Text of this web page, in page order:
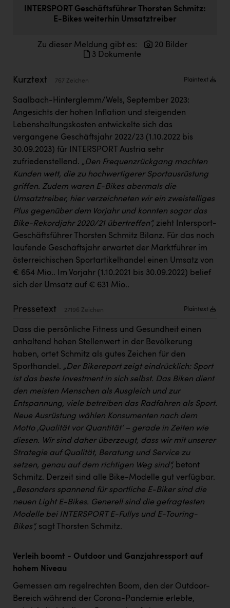
Doppler Gruppe
everfield
Fristads Austria
HIG Infomotion Group
IFE Austria GmbH
Immotech
INTERSPAR
INTERSPORT Austria
Jesolo
Jane Goodall Institute Austria
Kärcher
Karin Liedl
KEBA
KLIPP Frisör
Kleider Bauer
Kremsmüller Anlagenbau GmbH
Maximarkt
Oldtimer Raststationen und Motorhotels
Österreichischer Kachelofenverband
Orlen
Passage Linz
PEZ
REMAX
RE/MAX Welcome
RUBBLE MASTER
SCRI - Salzburg Cancer Research Institute
INTERSPORT Geschäftsführer Thorsten Schmitz:
E-Bikes weiterhin Umsatztreiber
Zu dieser Meldung gibt es:
20 Bilder
3 Dokumente
Kurztext 767 Zeichen Plaintext
Saalbach-Hinterglemm/Wels, September 2023:
Angesichts der hohen Inflation und steigenden
Lebenshaltungskosten entwickelte sich das
vergangene Geschäftsjahr 2022/23 (1.10.2022 bis
30.09.2023) für INTERSPORT Austria sehr
zufriedenstellend. „Den Frequenzrückgang machten
Kunden wett, die zu hochwertigerer Sportausrüstung
griffen. Zudem waren E-Bikes abermals die
Umsatztreiber, hier verzeichneten wir ein zweistelliges
Plus gegenüber dem Vorjahr und konnten sogar das
Bike-Rekordjahr 2020/21 übertreffen“, zieht Intersport-
Geschäftsführer Thorsten Schmitz Bilanz. Für das noch
laufende Geschäftsjahr erwartet der Marktführer im
österreichischen Sportartikelhandel einen Umsatz von
€ 654 Mio.. Im Vorjahr (1.10.2021 bis 30.09.2022) belief
sich der Umsatz auf € 631 Mio..
Pressetext 27196 Zeichen Plaintext
Dass die persönliche Fitness und Gesundheit einen
anhaltend hohen Stellenwert in der Bevölkerung
haben, ortet Schmitz als gutes Zeichen für den
Sporthandel. „Der Bikereport zeigt eindrücklich: Sport
ist das beste Investment in sich selbst. Das Biken dient
den meisten Menschen als Ausgleich und zur
Entspannung, viele betreiben das Radfahren als Sport.
Neue Ausrüstung wählen Konsumenten nach dem
Motto ‚Qualität vor Quantität‘ – gerade in Zeiten wie
diesen. Wir sind daher überzeugt, dass wir mit unserer
Strategie auf Qualität, Beratung und Service zu
setzen, genau auf dem richtigen Weg sind“, betont
Schmitz. Derzeit sind alle Bike-Modelle gut verfügbar.
„Besonders spannend für sportliche E-Biker sind die
neuen Light E-Bikes. Generell sind die gefragtesten
Modelle bei INTERSPORT E-Fullys und E-Touring-
Bikes“, sagt Thorsten Schmitz.
Verleih boomt - Outdoor und Ganzjahressport auf
hohem Niveau
Gemessen am regelrechten Boom, den der Outdoor-
Bereich während der Corona-Pandemie erlebte,